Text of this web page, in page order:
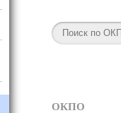
ОКПО